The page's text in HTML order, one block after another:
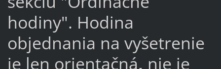
hodiny". Hodina
objednania na vyšetrenie
je len orientačná, nie je